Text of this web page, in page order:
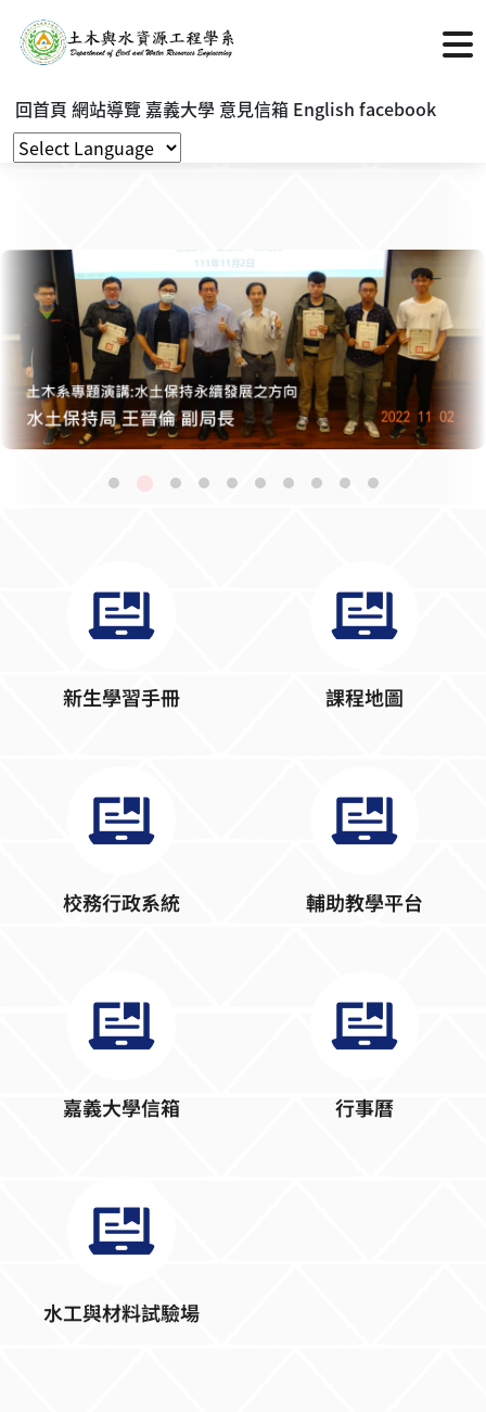
回首頁 網站導覽 嘉義大學 意見信箱 English facebook
新生學習手冊 課程地圖
校務行政系統 輔助教學平台
嘉義大學信箱 行事曆
水工與材料試驗場